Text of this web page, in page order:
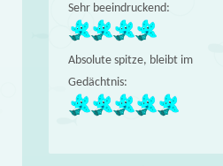
Sehr beeindruckend:
Absolute spitze, bleibt im
Gedächtnis: